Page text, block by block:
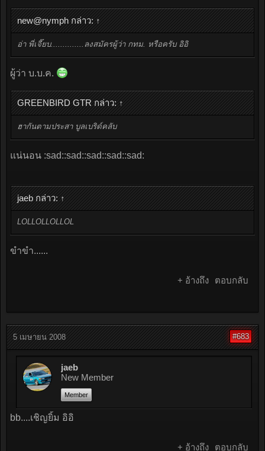
new@nymph กล่าว: ↑
อ่า พี่เจี๊ยบ..............ลงสมัครผู้ว่า กทม. หรือครับ อิอิ
ผู้ว่า บ.บ.ค.
GREENBIRD GTR กล่าว: ↑
ฮากันตามประสา บูลเบริด์คลับ
แน่นอน :sad::sad::sad::sad::sad:
jaeb กล่าว: ↑
LOLLOLLOLLOL
ขำขำ......
+ อ้างถึง ตอบกลับ
5 เมษายน 2008 #683
jaeb
New Member
Member
bb....เชิญยิ้ม อิอิ
+ อ้างถึง ตอบกลับ